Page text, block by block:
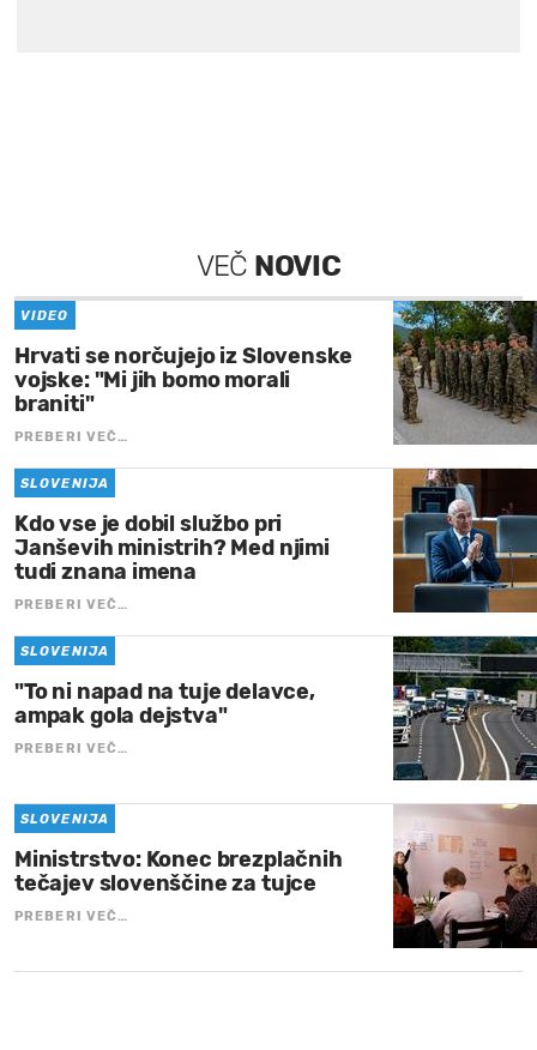
VEČ NOVIC
VIDEO
Hrvati se norčujejo iz Slovenske
vojske: "Mi jih bomo morali
braniti"
PREBERI VEČ…
SLOVENIJA
Kdo vse je dobil službo pri
Janševih ministrih? Med njimi
tudi znana imena
PREBERI VEČ…
SLOVENIJA
"To ni napad na tuje delavce,
ampak gola dejstva"
PREBERI VEČ…
SLOVENIJA
Ministrstvo: Konec brezplačnih
tečajev slovenščine za tujce
PREBERI VEČ…